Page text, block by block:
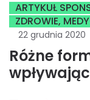
ARTYKUŁ
ZDROWIE,
22 grudnia 2020
Różne